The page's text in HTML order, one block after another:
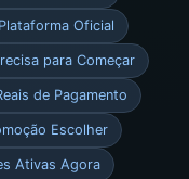
Oficial
para Começar
de Pagamento
Escolher
Ativas Agora